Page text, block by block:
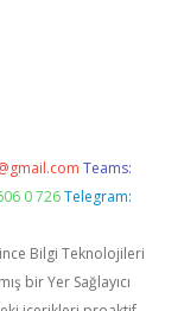
Teams:
0 726 Telegram:
Bilgi Teknolojileri
bir Yer Sağlayıcı